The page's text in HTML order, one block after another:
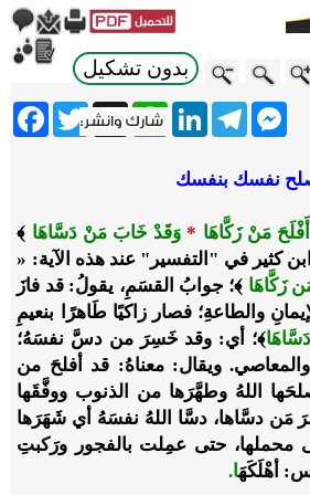
بدون تشكيل
Twitter X
WhatsApp
LinkedInTelegram
Messenger
نفسك بنفسك
مَنْ زَكَّاهَا *وَقَدْ خَابَ مَنْ دَسَّاهَا ﴾
10]، قال ابن كثير في "التفسير" عند هذه الآية: «
زَكَّاهَا ﴾؛ جوابُ القسَمِ، يقولُ: قد فازَ
والطاعةِ؛ فصار زاكيًا طَاهرًا بنعيمِ
﴾؛ أي: وقد خَسِرَ من دسَّ نفسَهُ؛
ويقال: معناهُ: قد أفلحَ من
اللهُ وطهَّرَها من الذنوب ووفَّقَها
مَن دسَّاها، دسَّا اللهُ نفسَهُ أي شَهَرَها
محملها، حتى عمِلت بالفجور ورَكبتِ
أهْلَكَهَا.